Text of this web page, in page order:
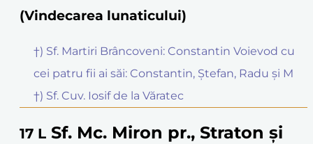
(Vindecarea lunaticului)
†) Sf. Martiri Brâncoveni: Constantin Voievod cu
cei patru fii ai săi: Constantin, Ștefan, Radu și M
†) Sf. Cuv. Iosif de la Văratec
17 L Sf. Mc. Miron pr., Straton și